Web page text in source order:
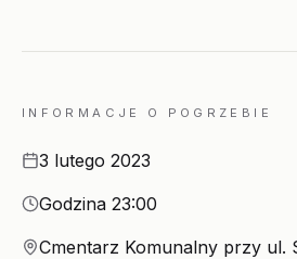
INFORMACJE O POGRZEBIE
Data
3 lutego 2023
Godzina
Godzina 23:00
Miejsce
Cmentarz Komunalny przy ul.